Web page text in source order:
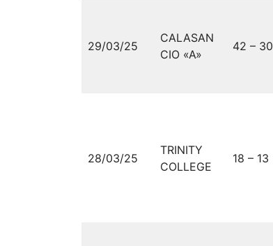
29/03/25
CALASAN
CIO «A»
42 – 30
28/03/25
TRINITY
COLLEGE
18 – 13